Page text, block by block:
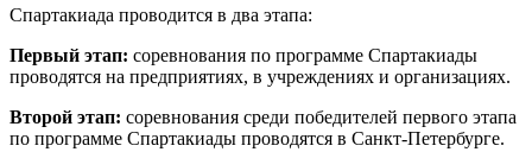
Спартакиада проводится в два этапа:
Первый этап: соревнования по программе Спартакиады
проводятся на предприятиях, в учреждениях и организациях.
Второй этап: соревнования среди победителей первого этапа
по программе Спартакиады проводятся в Санкт-Петербурге.